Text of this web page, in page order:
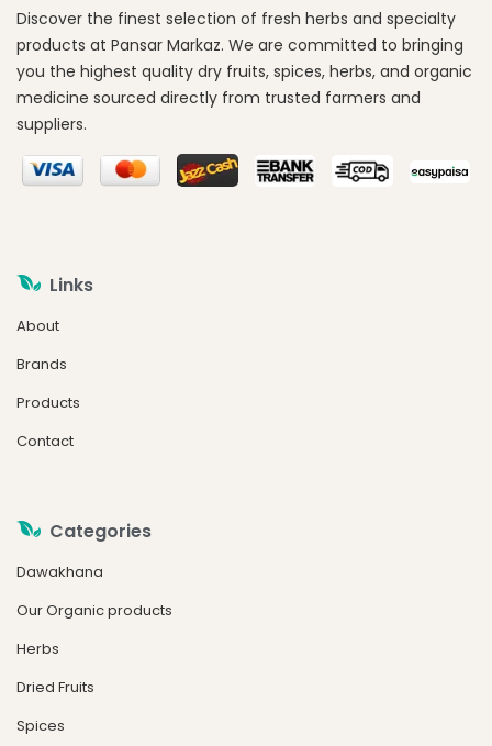
Discover the finest selection of fresh herbs and specialty
products at Pansar Markaz. We are committed to bringing
you the highest quality dry fruits, spices, herbs, and organic
medicine sourced directly from trusted farmers and
suppliers.
Links
About
Brands
Products
Contact
Categories
Dawakhana
Our Organic products
Herbs
Dried Fruits
Spices